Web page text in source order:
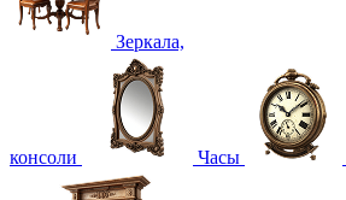
Зеркала,
консоли Часы